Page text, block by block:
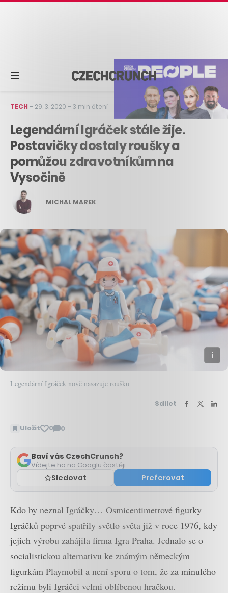
TECH – 29. 3. 2020 –3 min čtení
Legendární Igráček stále žije.
Postavičky dostaly roušky a
pomůžou zdravotníkům na
Vysočině
MICHAL MAREK
Legendární Igráček nově nasazuje roušku
Sdílet
Uložit 0 0
Zobrazit
Baví vás CzechCrunch?
Vídejte ho na Googlu častěji.
Sledovat Preferovat
Kdo by neznal Igráčky… Osmicentimetrové figurky
Igráčků poprvé spatřily světlo světa již v roce 1976, kdy
jejich výrobu zahájila firma Igra Praha. Jednalo se o
socialistickou alternativu ke známým německým
figurkám Playmobil a není sporu o tom, že za minulého
režimu byli Igráčci velmi oblíbenou hračkou.